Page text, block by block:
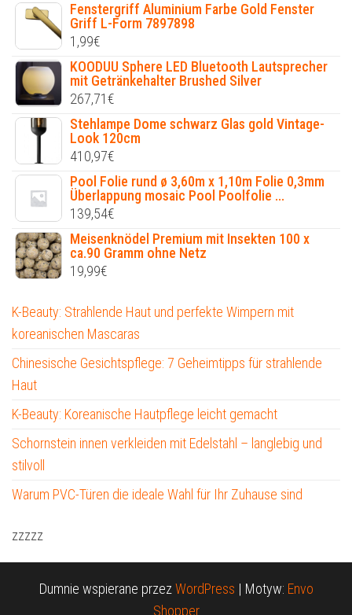
Fenstergriff Aluminium Farbe Gold Fenster
Griff L-Form 7897898
1,99€
KOODUU Sphere LED Bluetooth Lautsprecher
mit Getränkehalter Brushed Silver
267,71€
Stehlampe Dome schwarz Glas gold Vintage-
Look 120cm
410,97€
Pool Folie rund ø 3,60m x 1,10m Folie 0,3mm
Überlappung mosaic Pool Poolfolie ...
139,54€
Meisenknödel Premium mit Insekten 100 x
ca.90 Gramm ohne Netz
19,99€
K-Beauty: Strahlende Haut und perfekte Wimpern mit
koreanischen Mascaras
Chinesische Gesichtspflege: 7 Geheimtipps für strahlende
Haut
K-Beauty: Koreanische Hautpflege leicht gemacht
Schornstein innen verkleiden mit Edelstahl – langlebig und
stilvoll
Warum PVC-Türen die ideale Wahl für Ihr Zuhause sind
zzzzz
Dumnie wspierane przezWordPress | Motyw: Envo
Shopper